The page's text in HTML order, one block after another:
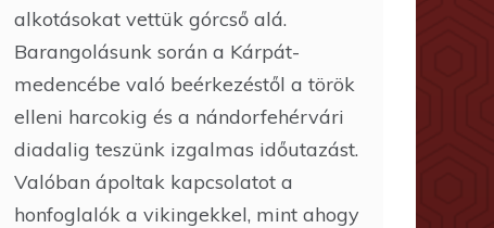
alkotásokat vettük górcső alá.
Barangolásunk során a Kárpát-
medencébe való beérkezéstől a török
elleni harcokig és a nándorfehérvári
diadalig teszünk izgalmas időutazást.
Valóban ápoltak kapcsolatot a
honfoglalók a vikingekkel, mint ahogy